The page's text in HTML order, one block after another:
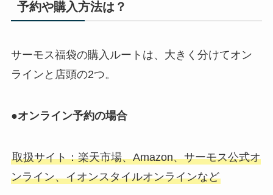
予約や購入方法は？
サーモス福袋の購入ルートは、大きく分けてオン
ラインと店頭の2つ。
●オンライン予約の場合
取扱サイト：楽天市場、Amazon、サーモス公式オ
ンライン、イオンスタイルオンラインなど